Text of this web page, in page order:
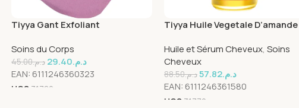
Tiyya Gant Exfoliant
Soins du Corps
د.م.45.00 د.م.29.40
EAN: 6111246360323
UGS 31780
Tiyya Huile Vegetale D’amande
Huile et Sérum Cheveux, Soins
Cheveux
د.م.88.50 د.م.57.82
EAN: 6111246361580
UGS 31770